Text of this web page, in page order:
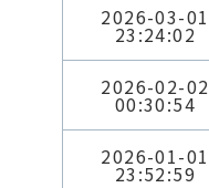
2026-03-01
23:24:02
2026-02-02
00:30:54
2026-01-01
23:52:59